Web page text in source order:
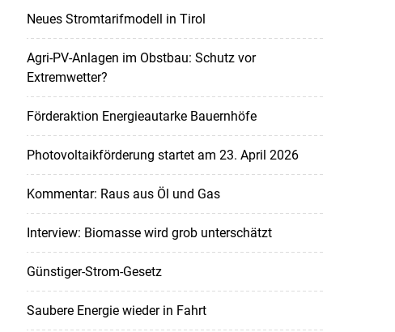
Neues Stromtarifmodell in Tirol
Agri-PV-Anlagen im Obstbau: Schutz vor
Extremwetter?
Förderaktion Energieautarke Bauernhöfe
Photovoltaikförderung startet am 23. April 2026
Kommentar: Raus aus Öl und Gas
Interview: Biomasse wird grob unterschätzt
Günstiger-Strom-Gesetz
Saubere Energie wieder in Fahrt